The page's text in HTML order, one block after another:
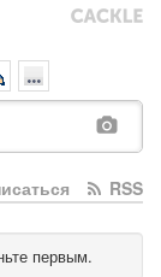
RSS
первым.